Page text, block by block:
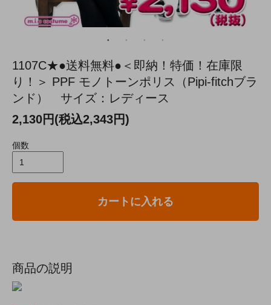
1107C★●送料無料●＜即納！特価！在庫限
り！＞ PPF モノトーンポリス（Pipi-fitchブラ
ンド） サイズ：レディース
2,130円(税込2,343円)
個数
カートに入れる
商品の説明